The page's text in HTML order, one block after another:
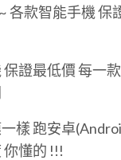
各款智能手機 保
證最低價 每一
樣 跑安卓
你懂的 !!!